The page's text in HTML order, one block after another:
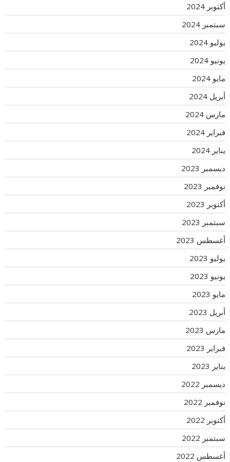
أكتوبر 2024
سبتمبر 2024
يوليو 2024
يونيو 2024
مايو 2024
أبريل 2024
مارس 2024
فبراير 2024
يناير 2024
ديسمبر 2023
نوفمبر 2023
أكتوبر 2023
سبتمبر 2023
أغسطس 2023
يوليو 2023
يونيو 2023
مايو 2023
أبريل 2023
مارس 2023
فبراير 2023
يناير 2023
ديسمبر 2022
نوفمبر 2022
أكتوبر 2022
سبتمبر 2022
أغسطس 2022